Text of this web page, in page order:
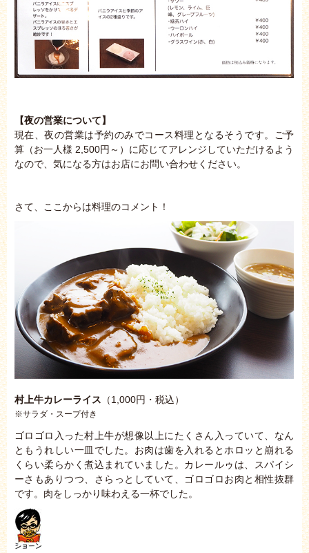
【夜の営業について】
現在、夜の営業は予約のみでコース料理となるそうです。ご予
算（お一人様 2,500円～）に応じてアレンジしていただけるよう
なので、気になる方はお店にお問い合わせください。
さて、ここからは料理のコメント！
村上牛カレーライス （1,000円・税込）
※サラダ・スープ付き
ゴロゴロ入った村上牛が想像以上にたくさん入っていて、なん
ともうれしい一皿でした。お肉は歯を入れるとホロッと崩れる
くらい柔らかく煮込まれていました。カレールゥは、スパイシ
ーさもありつつ、さらっとしていて、ゴロゴロお肉と相性抜群
です。肉をしっかり味わえる一杯でした。